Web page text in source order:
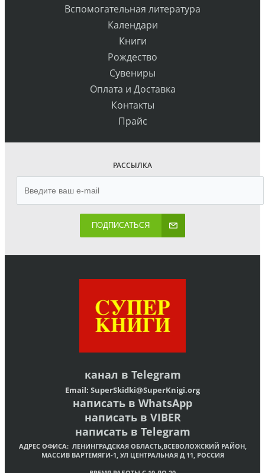
Вспомогательная литература
Календари
Книги
Рождество
Сувениры
Оплата и Доставка
Контакты
Прайс
РАССЫЛКА
ПОДПИСАТЬСЯ
канал в Telegram
Email: SuperSkidki@SuperKnigi.org
написать в WhatsApp
написать в VIBER
написать в Telegram
АДРЕС ОФИСА: ЛЕНИНГРАДСКАЯ ОБЛАСТЬ,ВСЕВОЛОЖСКИЙ РАЙОН,
МАССИВ ВАРТЕМЯГИ-1, УЛ ЦЕНТРАЛЬНАЯ Д 11, РОССИЯ